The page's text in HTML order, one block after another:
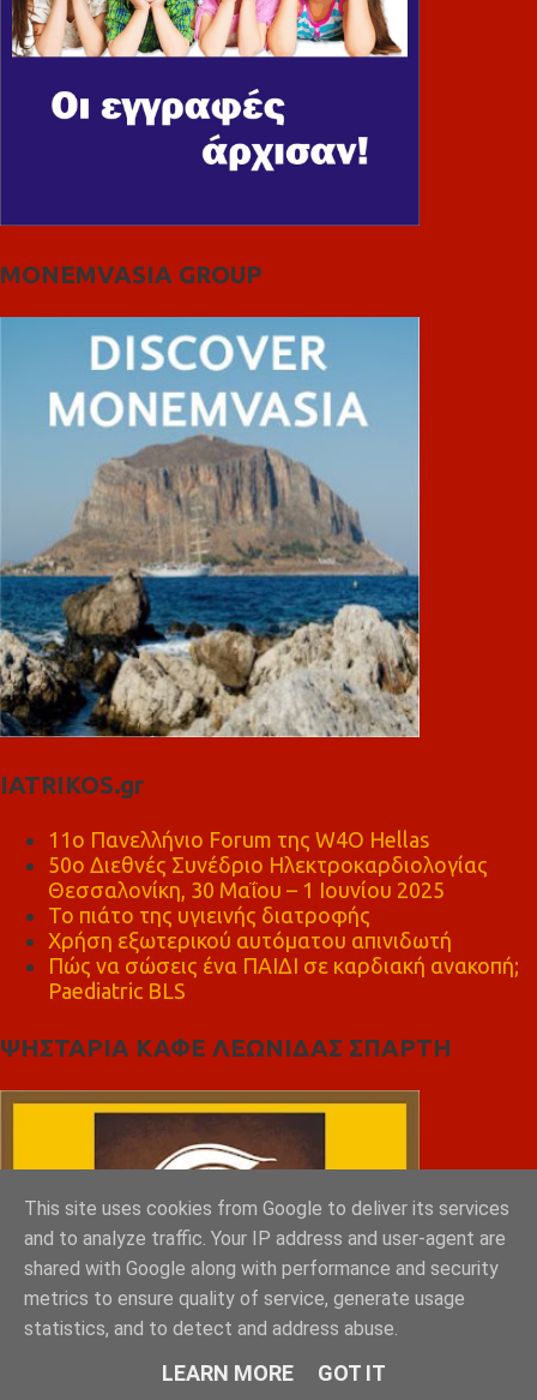
MONEMVASIA GROUP
IATRIKOS.gr
11ο Πανελλήνιο Forum της W4O Hellas
50ο Διεθνές Συνέδριο Ηλεκτροκαρδιολογίας
Θεσσαλονίκη, 30 Μαΐου – 1 Ιουνίου 2025
Το πιάτο της υγιεινής διατροφής
Χρήση εξωτερικού αυτόματου απινιδωτή
Πώς να σώσεις ένα ΠΑΙΔΙ σε καρδιακή ανακοπή;
Paediatric BLS
ΨΗΣΤΑΡΙΑ ΚΑΦΕ ΛΕΩΝΙΔΑΣ ΣΠΑΡΤΗ
This site uses cookies from Google to deliver its services
and to analyze traffic. Your IP address and user-agent are
shared with Google along with performance and security
metrics to ensure quality of service, generate usage
statistics, and to detect and address abuse.
LEARN MORE GOT IT